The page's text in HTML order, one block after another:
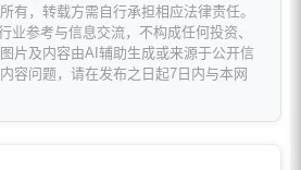
有，转载方需自行承担相应法律责任。
业参考与信息交流，不构成任何投资、
片及内容由AI辅助生成或来源于公开信
容问题，请在发布之日起7日内与本网